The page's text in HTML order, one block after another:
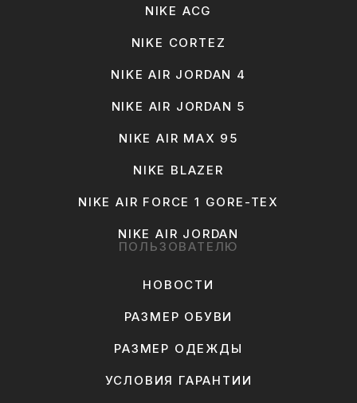
NIKE ACG
NIKE CORTEZ
NIKE AIR JORDAN 4
NIKE AIR JORDAN 5
NIKE AIR MAX 95
NIKE BLAZER
NIKE AIR FORCE 1 GORE-TEX
NIKE AIR JORDAN
ПОЛЬЗОВАТЕЛЮ
НОВОСТИ
РАЗМЕР ОБУВИ
РАЗМЕР ОДЕЖДЫ
УСЛОВИЯ ГАРАНТИИ